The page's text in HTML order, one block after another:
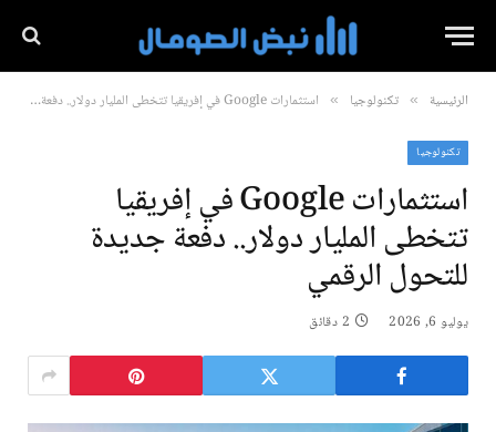
الرئيسية » تكنولوجيا » استثمارات Google في إفريقيا تتخطى المليار دولار.. دفعة جديدة للتحول الرقمي
تكنولوجيا
استثمارات Google في إفريقيا
تتخطى المليار دولار.. دفعة جديدة
للتحول الرقمي
يوليو 6, 2026 2 دقائق